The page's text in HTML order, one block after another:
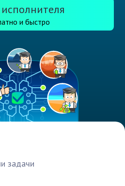
и быстро
задачи